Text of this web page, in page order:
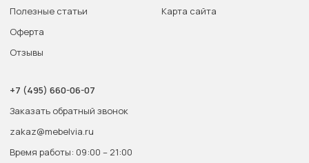
Полезные статьи
Оферта
Отзывы
Карта сайта
+7 (495) 660-06-07
Заказать обратный звонок
zakaz@mebelvia.ru
Время работы: 09:00 – 21:00